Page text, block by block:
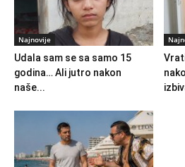
Najnovije
Udala sam se sa samo 15
godina… Ali jutro nakon
naše...